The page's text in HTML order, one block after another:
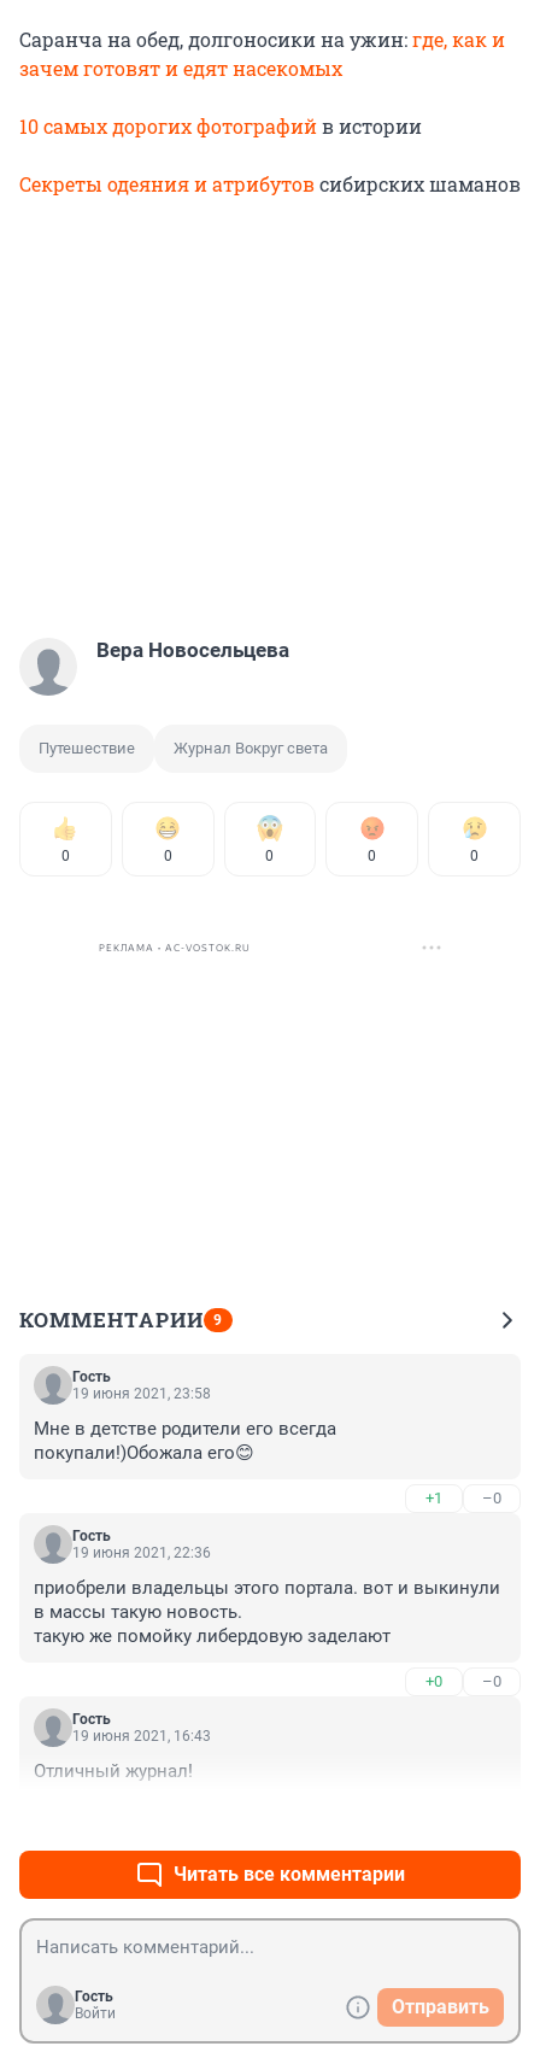
Саранча на обед, долгоносики на ужин:где, как и
зачем готовят и едят насекомых
10 самых дорогих фотографийв истории
Секреты одеяния и атрибутовсибирских шаманов
Вера Новосельцева
Путешествие Журнал Вокруг света
0 0 0 0 0
РЕКЛАМА • AC-VOSTOK.RU
КОММЕНТАРИИ 9
Гость
19 июня 2021, 23:58
Мне в детстве родители его всегда
покупали!)Обожала его😊
+1 –0
Гость
19 июня 2021, 22:36
приобрели владельцы этого портала. вот и выкинули
в массы такую новость.
такую же помойку либердовую заделают
+0 –0
Гость
19 июня 2021, 16:43
Отличный журнал!
Читать все комментарии
Гость
Войти
Отправить